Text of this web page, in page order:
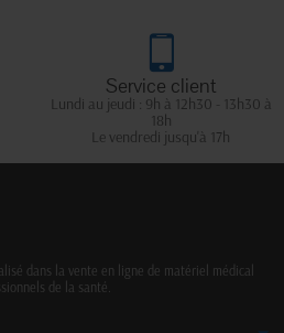
Service client
Lundi au jeudi : 9h à 12h30 - 13h30 à
18h
Le vendredi jusqu'à 17h
dans la vente en ligne de matériel médical
de la santé.